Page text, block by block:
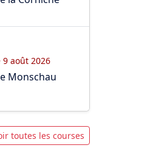
août 2026
Monschau
toutes les courses